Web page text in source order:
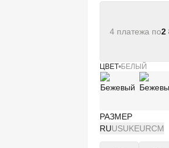
4 платежа по2
ЦВЕТ БЕЛЫЙ
РАЗМЕР
RUUSUKEURСМ